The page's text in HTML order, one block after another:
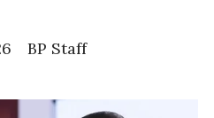
BP Staff